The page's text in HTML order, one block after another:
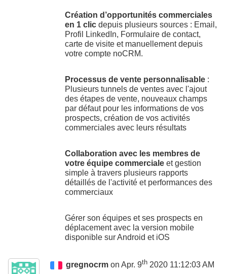
Création d’opportunités commerciales
en 1 clic depuis plusieurs sources : Email,
Profil LinkedIn, Formulaire de contact,
carte de visite et manuellement depuis
votre compte noCRM.
Processus de vente personnalisable :
Plusieurs tunnels de ventes avec l'ajout
des étapes de vente, nouveaux champs
par défaut pour les informations de vos
prospects, création de vos activités
commerciales avec leurs résultats
Collaboration avec les membres de
votre équipe commerciale et gestion
simple à travers plusieurs rapports
détaillés de l'activité et performances des
commerciaux
Gérer son équipes et ses prospects en
déplacement avec la version mobile
disponible sur Android et iOS
gregnocrm on Apr. 9th 2020 11:12:03 AM